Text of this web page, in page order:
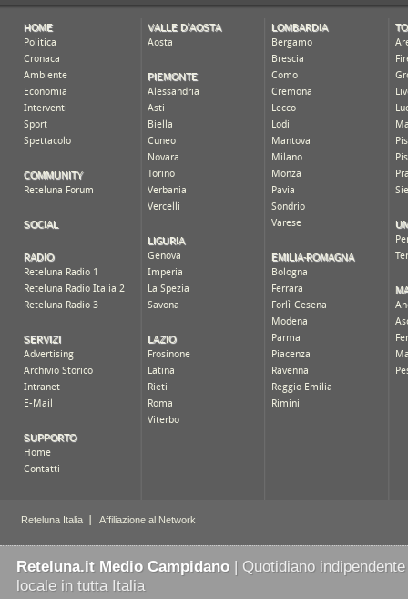
Reteluna.it Medio Campidano | Quotidiano
locale in tutta Italia